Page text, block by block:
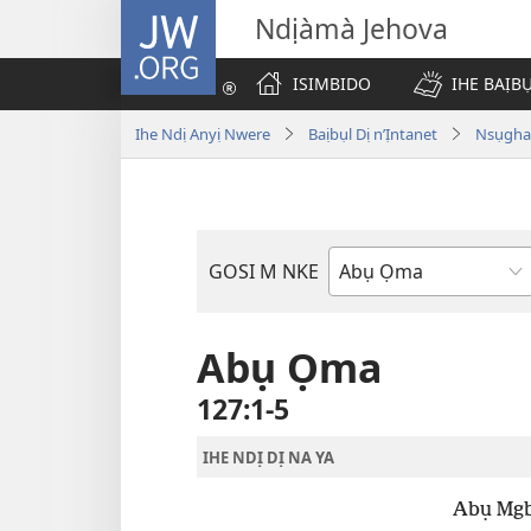
JW.ORG Ndịàmà Jehova
ISIMBIDO
IHE
Ihe Ndị Anyị Nwere Baịbụl Dị n’Ịntanet
GOSI M NKE
Akwụkwọ
Abụ Ọma
127:1-5
IHE NDỊ DỊ NA YA
Abụ